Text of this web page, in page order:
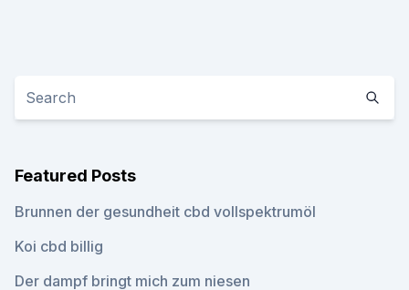
Featured Posts
Brunnen der gesundheit cbd vollspektrumöl
Koi cbd billig
Der dampf bringt mich zum niesen